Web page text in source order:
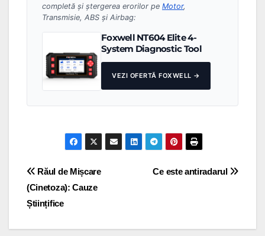
completă și ștergerea erorilor pe Motor,
Transmisie, ABS și Airbag:
Foxwell NT604 Elite 4-
System Diagnostic Tool
VEZI OFERTĂ FOXWELL →
Navigare
în
articole
Ce este antiradarul
Răul de Mișcare
(Cinetoza): Cauze
Științifice